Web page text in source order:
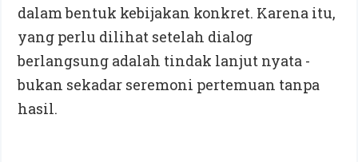
dalam bentuk kebijakan konkret. Karena itu,
yang perlu dilihat setelah dialog
berlangsung adalah tindak lanjut nyata -
bukan sekadar seremoni pertemuan tanpa
hasil.